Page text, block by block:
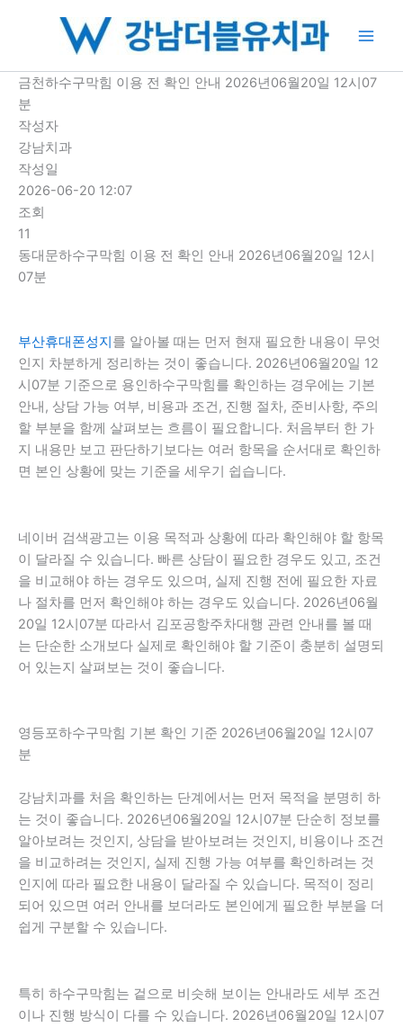
로 금천하수구막힘 이용 전 확인 안내 2026년06월20일 12시07
분
작성자
강남치과
작성일
2026-06-20 12:07
조회
11
동대문하수구막힘 이용 전 확인 안내 2026년06월20일 12시
07분
부산휴대폰성지를 알아볼 때는 먼저 현재 필요한 내용이 무엇
인지 차분하게 정리하는 것이 좋습니다. 2026년06월20일 12
시07분 기준으로 용인하수구막힘를 확인하는 경우에는 기본
안내, 상담 가능 여부, 비용과 조건, 진행 절차, 준비사항, 주의
할 부분을 함께 살펴보는 흐름이 필요합니다. 처음부터 한 가
지 내용만 보고 판단하기보다는 여러 항목을 순서대로 확인하
면 본인 상황에 맞는 기준을 세우기 쉽습니다.
네이버 검색광고는 이용 목적과 상황에 따라 확인해야 할 항목
이 달라질 수 있습니다. 빠른 상담이 필요한 경우도 있고, 조건
을 비교해야 하는 경우도 있으며, 실제 진행 전에 필요한 자료
나 절차를 먼저 확인해야 하는 경우도 있습니다. 2026년06월
20일 12시07분 따라서 김포공항주차대행 관련 안내를 볼 때
는 단순한 소개보다 실제로 확인해야 할 기준이 충분히 설명되
어 있는지 살펴보는 것이 좋습니다.
영등포하수구막힘 기본 확인 기준 2026년06월20일 12시07
분
강남치과를 처음 확인하는 단계에서는 먼저 목적을 분명히 하
는 것이 좋습니다. 2026년06월20일 12시07분 단순히 정보를
알아보려는 것인지, 상담을 받아보려는 것인지, 비용이나 조건
을 비교하려는 것인지, 실제 진행 가능 여부를 확인하려는 것
인지에 따라 필요한 내용이 달라질 수 있습니다. 목적이 정리
되어 있으면 여러 안내를 보더라도 본인에게 필요한 부분을 더
쉽게 구분할 수 있습니다.
특히 하수구막힘는 겉으로 비슷해 보이는 안내라도 세부 조건
이나 진행 방식이 다를 수 있습니다. 2026년06월20일 12시07